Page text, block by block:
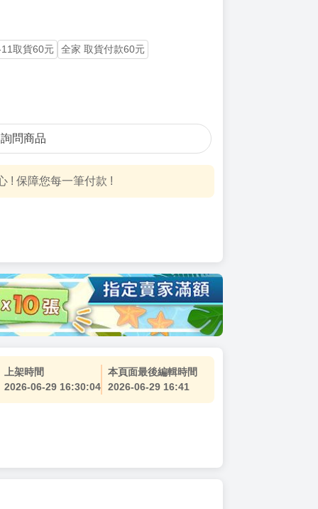
取貨60元
全家 取貨付款60元
詢問商品
! 保障您每一筆付款 !